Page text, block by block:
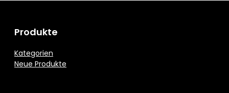
Produkte
Kategorien
Neue Produkte